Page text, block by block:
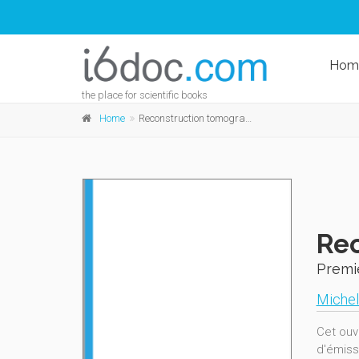
the place for scientific books
Home Reconstruction tomographique
Cet